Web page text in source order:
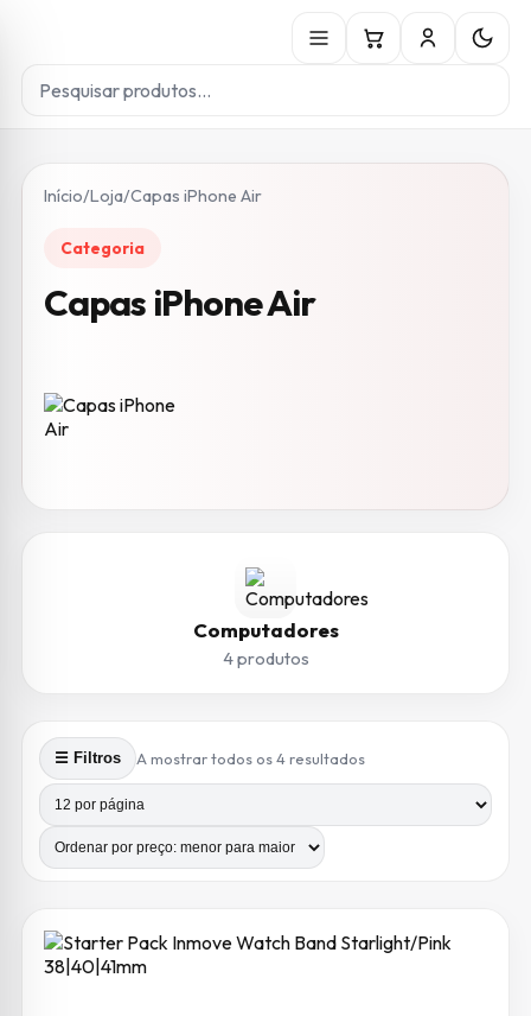
Início/Loja/Capas iPhone Air
Categoria
Capas iPhone Air
Computadores
4 produtos
☰ Filtros A mostrar todos os 4 resultadosOrdenado por preço:
Produtos por página
Número de colunas